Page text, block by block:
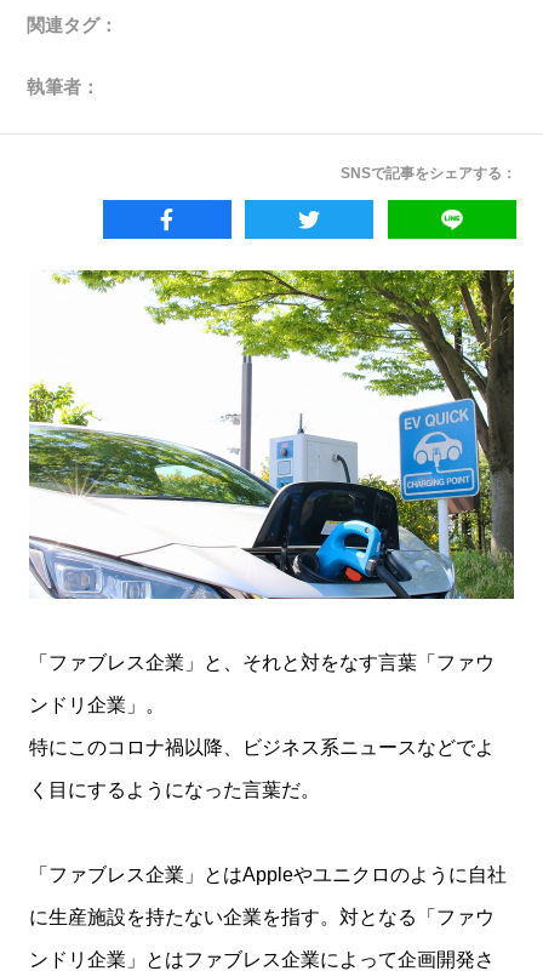
関連タグ：
執筆者：
SNSで記事をシェアする：
「ファブレス企業」と、それと対をなす言葉「ファウ
ンドリ企業」。
特にこのコロナ禍以降、ビジネス系ニュースなどでよ
く目にするようになった言葉だ。
「ファブレス企業」とはAppleやユニクロのように自社
に生産施設を持たない企業を指す。対となる「ファウ
ンドリ企業」とはファブレス企業によって企画開発さ